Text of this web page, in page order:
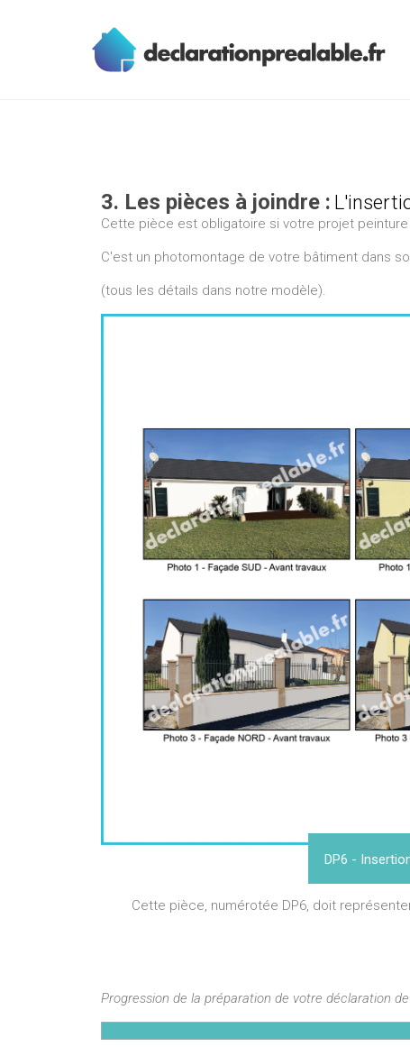
3. Les pièces à joindre :
Cette pièce est obligatoire si votre projet
C'est un photomontage de votre bâtiment dans
(tous les détails dans notre modèle).
DP6 -
Cette pièce, numérotée DP6, doit
Progression de la préparation de votre déclaration